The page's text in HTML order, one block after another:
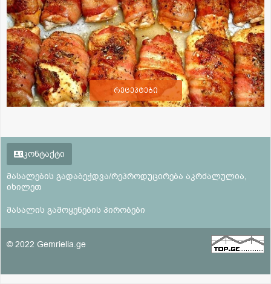
რეცეპტები
კონტაქტი
მასალების გადაბეჭდვა/რეპროდუცირება აკრძალულია,
იხილეთ
მასალის გამოყენების პირობები
© 2022 Gemrielia.ge